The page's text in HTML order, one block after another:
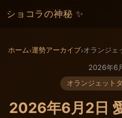
ショコラの神秘 ✨
ホーム›運勢アーカイブ›オランジェ
2026年6
オランジェット
2026年6月2日